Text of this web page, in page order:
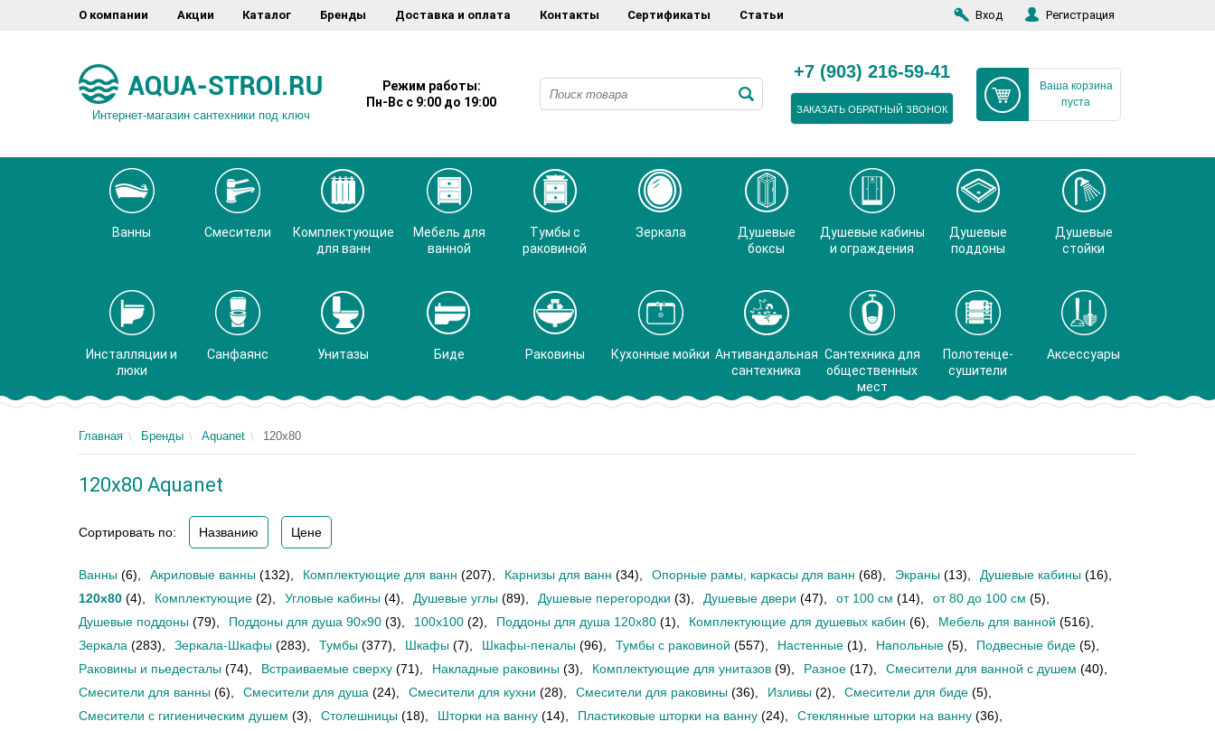
О компании Акции Каталог Бренды Доставка и оплата Контакты Сертификаты Статьи Вход Регистрация
Интернет-магазин сантехники под ключ
Режим работы:
Пн-Вс с 9:00 до 19:00
+7 (903) 216-59-41
ЗАКАЗАТЬ ОБРАТНЫЙ ЗВОНОК
Ваша корзина
пуста
Ванны Смесители
Комплектующие
для ванн
Мебель для
ванной
Тумбы с
раковиной
Зеркала
Душевые
боксы
Душевые кабины
и ограждения
Душевые
поддоны
Душевые
стойки
Инсталляции и
люки
Санфаянс Унитазы Биде Раковины Кухонные мойки Антивандальная
сантехника
Сантехника для
общественных
мест
Полотенце-
сушители
Аксессуары
Главная Бренды Aquanet 120х80
120х80 Aquanet
Сортировать по: Названию Цене
Ванны (6) Акриловые ванны (132) Комплектующие для ванн (207) Карнизы для ванн (34) Опорные рамы, каркасы для ванн (68) Экраны (13) Душевые кабины (16)
120х80 (4) Комплектующие (2) Угловые кабины (4) Душевые углы (89) Душевые перегородки (3) Душевые двери (47) от 100 см (14) от 80 до 100 см (5)
Душевые поддоны (79) Поддоны для душа 90х90 (3) 100x100 (2) Поддоны для душа 120х80 (1) Комплектующие для душевых кабин (6) Мебель для ванной (516)
Зеркала (283) Зеркала-Шкафы (283) Тумбы (377) Шкафы (7) Шкафы-пеналы (96) Тумбы с раковиной (557) Настенные (1) Напольные (5) Подвесные биде (5)
Раковины и пьедесталы (74) Встраиваемые сверху (71) Накладные раковины (3) Комплектующие для унитазов (9) Разное (17) Смесители для ванной с душем (40)
Смесители для ванны (6) Смесители для душа (24) Смесители для кухни (28) Смесители для раковины (36) Изливы (2) Смесители для биде (5)
Смесители с гигиеническим душем (3) Столешницы (18) Шторки на ванну (14) Пластиковые шторки на ванну (24) Стеклянные шторки на ванну (36)